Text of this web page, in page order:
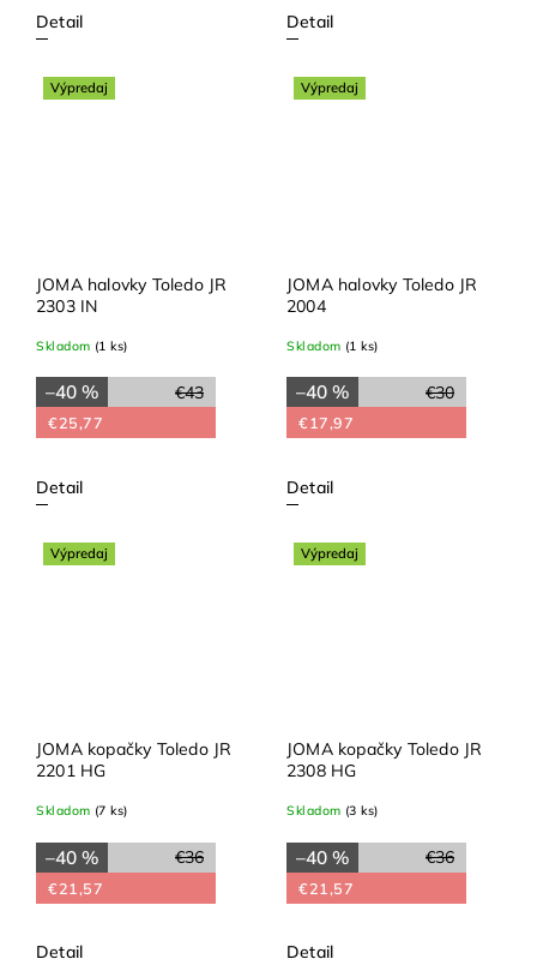
Detail Detail
Výpredaj
JOMA halovky Toledo JR
2303 IN
Skladom (1 ks)
€43
–40 %
€25,77
Detail
Výpredaj
JOMA halovky Toledo JR
2004
Skladom (1 ks)
€30
–40 %
€17,97
Detail
Výpredaj
JOMA kopačky Toledo JR
2201 HG
Skladom (7 ks)
€36
–40 %
€21,57
Detail
Výpredaj
JOMA kopačky Toledo JR
2308 HG
Skladom (3 ks)
€36
–40 %
€21,57
Detail